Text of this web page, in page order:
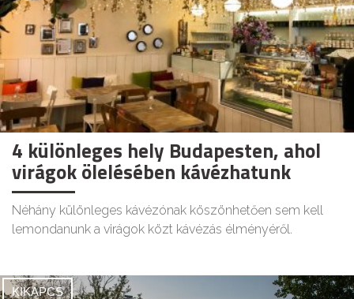
4 különleges hely Budapesten, ahol
virágok ölelésében kávézhatunk
Néhány különleges kávézónak köszönhetően sem kell
lemondanunk a virágok közt kávézás élményéről.
KIKAPCS